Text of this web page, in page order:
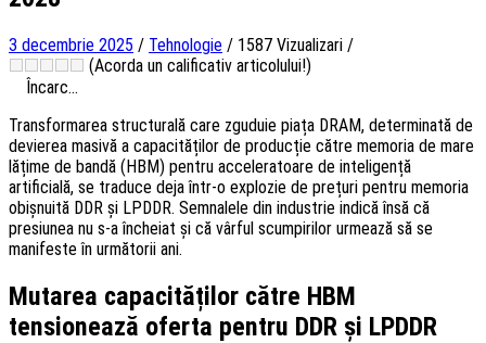
3 decembrie 2025 / Tehnologie / 1587 Vizualizari /
(Acorda un calificativ articolului!)
Încarc...
Transformarea structurală care zguduie piața DRAM, determinată de
devierea masivă a capacităților de producție către memoria de mare
lățime de bandă (HBM) pentru acceleratoare de inteligență
artificială, se traduce deja într-o explozie de prețuri pentru memoria
obișnuită DDR și LPDDR. Semnalele din industrie indică însă că
presiunea nu s-a încheiat și că vârful scumpirilor urmează să se
manifeste în următorii ani.
Mutarea capacităților către HBM
tensionează oferta pentru DDR și LPDDR